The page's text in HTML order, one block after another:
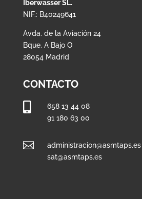
Iberwasser SL.
NIF.: B40249641
Avda. de la Aviación 24
Bque. A Bajo O
28054 Madrid
CONTACTO

658 13 44 08
91 180 63 00

administracion@asmtaps.es
sat@asmtaps.es